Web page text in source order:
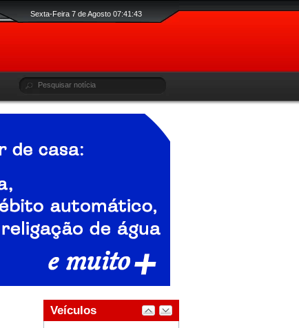
Sexta-Feira 7 de Agosto 07:41:43